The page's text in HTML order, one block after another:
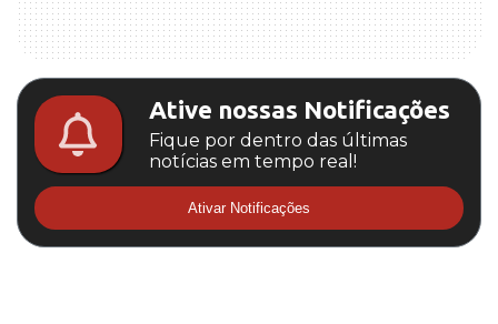
Ative nossas Notificações
Fique por dentro das últimas
notícias em tempo real!
Ativar Notificações